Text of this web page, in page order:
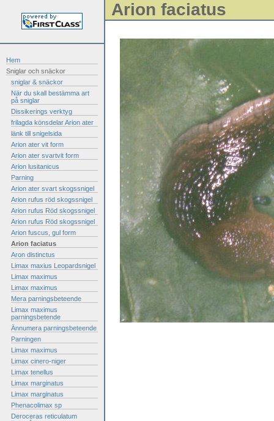
Hem
Sniglar och snäckor
sniglar & snäckor
När du skall bestämma art
på sniglar
Dissikerings verktyg
frilagda könsdelar Arion ater
länk till snigelsida
Arion ater vit form
Arion ater svartvit form
Arion lusitanicus
Parning
Arion ater svart skogssnigel
Arion rufus röd skogssnigel
Arion rufus Röd skogssnigel
Arion rufus Röd skogssnigel
Arion fuscus, gul form
Arion faciatus
Aron distinctus
Limax maxius Leopardsnigel
Limax maximus
Limax maximus
Mera parningsbeteende
Limax maximus
parningsbetende
Ännumera parningsbeteende
Parningen
Limax maximus
Limax cinero-niger
Limax tenellus
Limax marginatus
Limax marginatus
Phenacolimax sp
Deroceras reticulatum
Arion faciatus